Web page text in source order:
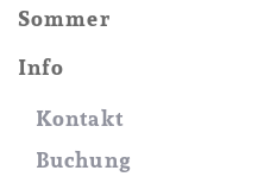
Sommer
Info
Kontakt
Buchung